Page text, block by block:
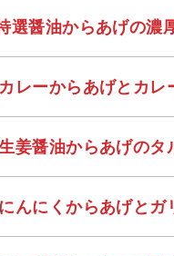
選醤油からあげの濃
レーからあげとカレ
姜醤油からあげのタ
んにくからあげとガ